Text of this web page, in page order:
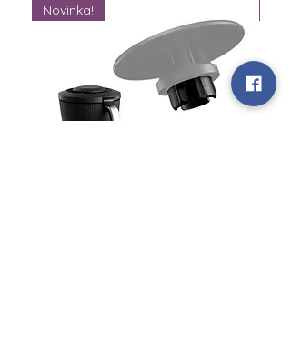
Novinka!